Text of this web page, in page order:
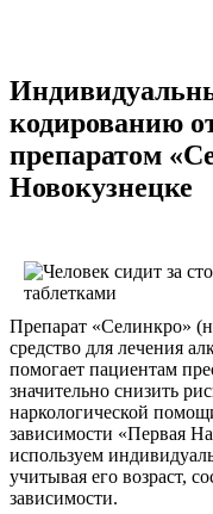
кодированию
препаратом
Новокузнецке
Препарат «Селинкро»
средство для лечения
помогает пациентам
значительно снизить
наркологической
зависимости «Первая
используем
учитывая его возраст,
зависимости.